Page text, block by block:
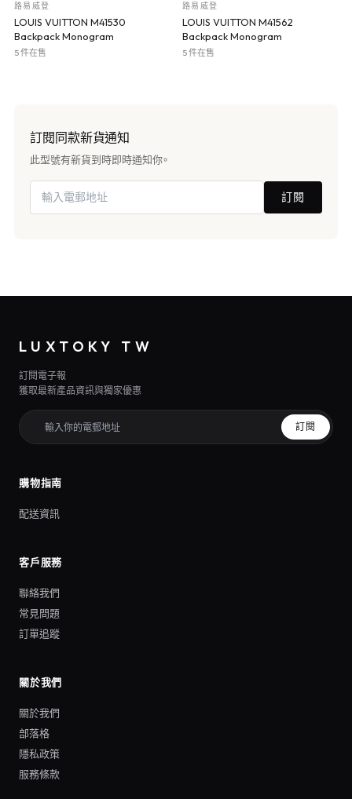
路易威登
LOUIS VUITTON M41530
Backpack Monogram
5 件在售
路易威登
LOUIS VUITTON M41562
Backpack Monogram
5 件在售
訂閱同款新貨通知
此型號有新貨到時即時通知你。
訂閱
LUXTOKY TW
訂閱電子報
獲取最新產品資訊與獨家優惠
訂閱
購物指南
配送資訊
客戶服務
聯絡我們
常見問題
訂單追蹤
關於我們
關於我們
部落格
隱私政策
服務條款